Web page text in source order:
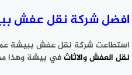
افضل شركة نقل عفش
استطاعت شركة نقل عفش ببيشة
نقل العفش والاثاثفي بيشة وهذا